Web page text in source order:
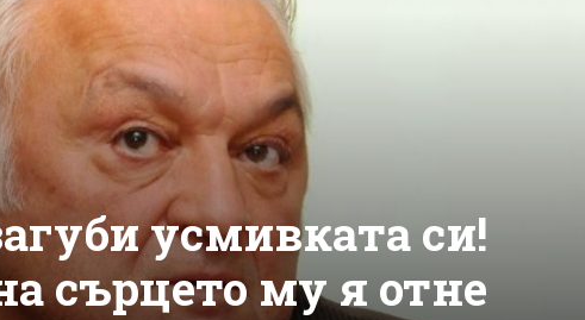
усмивката си!
сърцето му я отне